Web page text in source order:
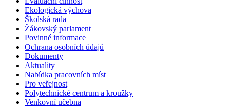
Ekologická výchova
Školská rada
Žákovský parlament
Povinné informace
Ochrana osobních údajů
Dokumenty
Aktuality
Nabídka pracovních míst
Pro veřejnost
Polytechnické centrum a kroužky
Venkovní učebna